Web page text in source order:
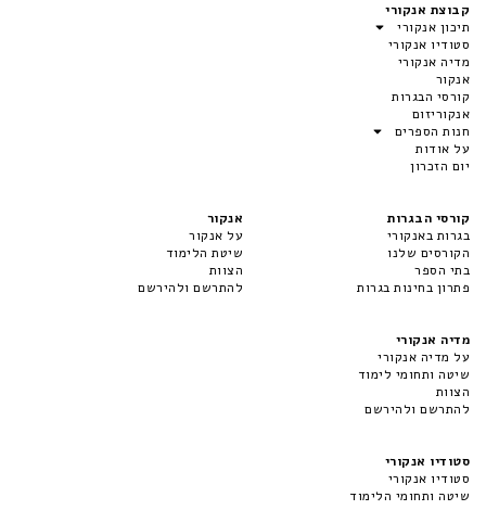
קבוצת אנקורי
תיכון אנקורי
סטודיו אנקורי
מדיה אנקורי
אנקור
קורסי הבגרות
אנקוריזום
חנות הספרים
על אודות
יום הזכרון
קורסי הבגרות
בגרות באנקורי
הקורסים שלנו
בתי הספר
פתרון בחינות בגרות
אנקור
על אנקור
שיטת הלימוד
הצוות
להתרשם ולהירשם
מדיה אנקורי
על מדיה אנקורי
שיטה ותחומי לימוד
הצוות
להתרשם ולהירשם
סטודיו אנקורי
סטודיו אנקורי
שיטה ותחומי הלימוד